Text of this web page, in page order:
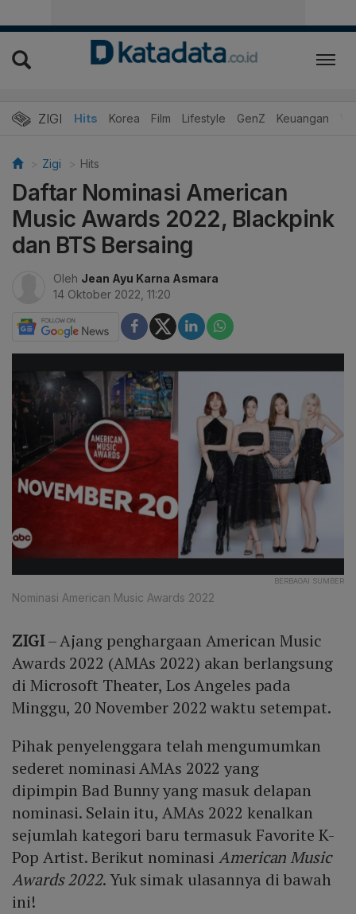
ZIGI Hits Korea Film Lifestyle GenZ Keuangan
Zigi Hits
Daftar Nominasi American
Music Awards 2022, Blackpink
dan BTS Bersaing
Oleh Jean Ayu Karna Asmara
14 Oktober 2022, 11:20
BERBAGAI SUMBER
Nominasi American Music Awards 2022
ZIGI– Ajang penghargaan American Music
Awards 2022 (AMAs 2022) akan berlangsung
di Microsoft Theater, Los Angeles pada
Minggu, 20 November 2022 waktu setempat.
Pihak penyelenggara telah mengumumkan
sederet nominasi AMAs 2022 yang
dipimpin Bad Bunny yang masuk delapan
nominasi. Selain itu, AMAs 2022 kenalkan
sejumlah kategori baru termasuk Favorite K-
Pop Artist. Berikut nominasiAmerican Music
Awards 2022. Yuk simak ulasannya di bawah
ini!